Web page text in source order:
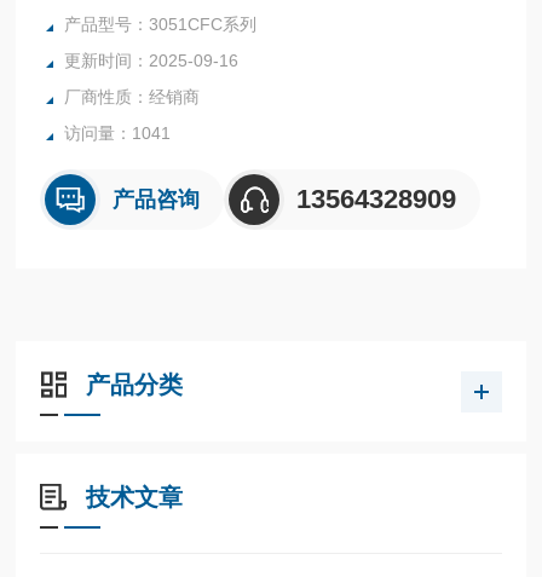
漏测试和校准，减少泄漏点并加强过程控制。
产品型号：3051CFC系列
更新时间：2025-09-16
厂商性质：经销商
访问量：1041
产品咨询 13564328909
产品分类
技术文章